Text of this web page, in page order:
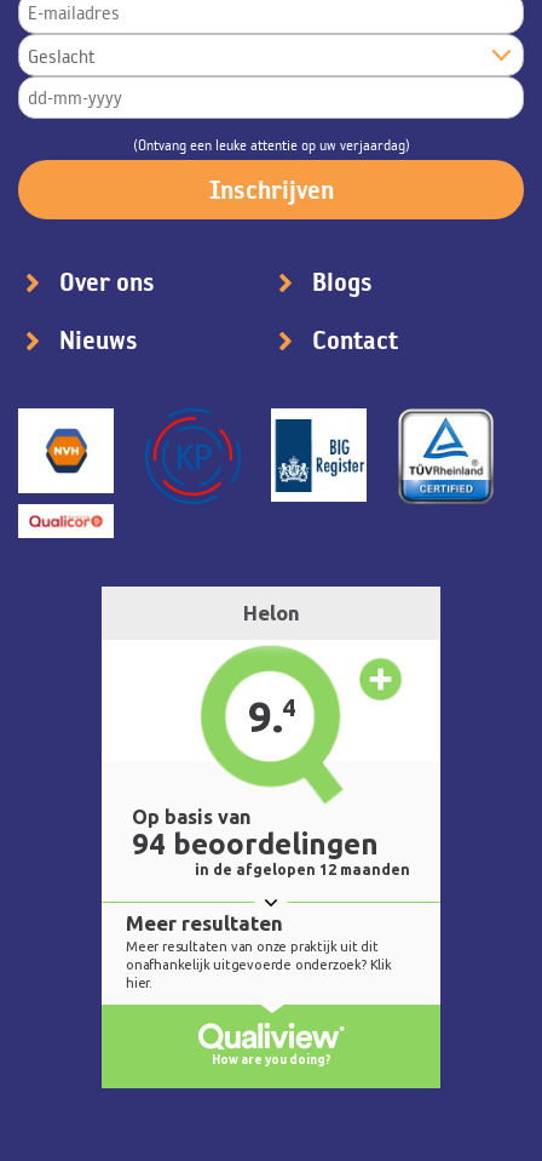
(Ontvang een leuke attentie op uw verjaardag)
Over ons
Blogs
Nieuws
Contact